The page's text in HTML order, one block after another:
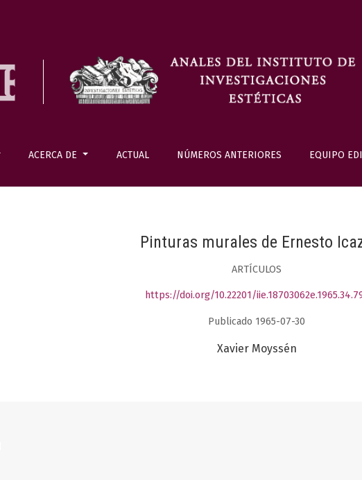
ACERCA DE ACTUAL NÚMEROS ANTERIORES EQUIPO
Pinturas murales de Ernesto
ARTÍCULOS
https://doi.org/10.22201/
Publicado 1965-07-30
Xavier Moyssén